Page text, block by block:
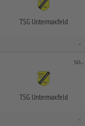
TSG Untermaxfeld
-
SO..
TSG Untermaxfeld
-